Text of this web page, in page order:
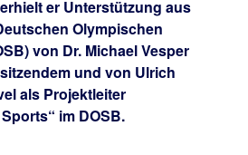
er Unterstützung aus
Olympischen
von Dr. Michael Vesper
und von Ulrich
als Projektleiter
im DOSB.